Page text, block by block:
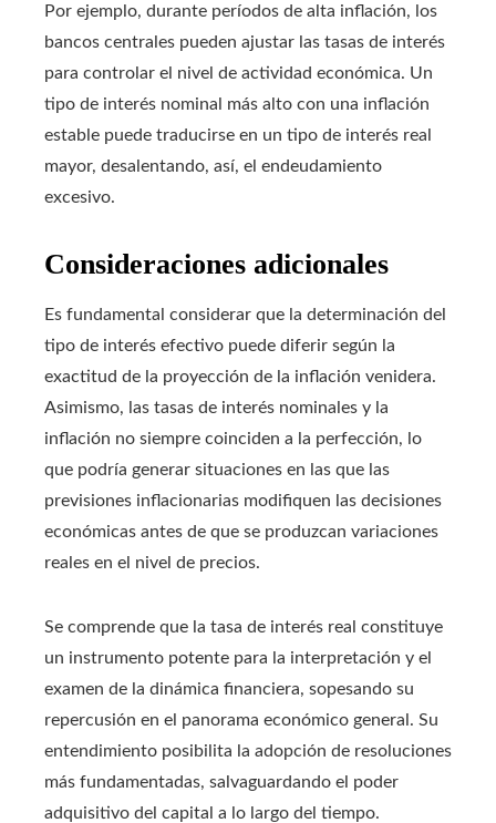
Por ejemplo, durante períodos de alta inflación, los
bancos centrales pueden ajustar las tasas de interés
para controlar el nivel de actividad económica. Un
tipo de interés nominal más alto con una inflación
estable puede traducirse en un tipo de interés real
mayor, desalentando, así, el endeudamiento
excesivo.
Consideraciones adicionales
Es fundamental considerar que la determinación del
tipo de interés efectivo puede diferir según la
exactitud de la proyección de la inflación venidera.
Asimismo, las tasas de interés nominales y la
inflación no siempre coinciden a la perfección, lo
que podría generar situaciones en las que las
previsiones inflacionarias modifiquen las decisiones
económicas antes de que se produzcan variaciones
reales en el nivel de precios.
Se comprende que la tasa de interés real constituye
un instrumento potente para la interpretación y el
examen de la dinámica financiera, sopesando su
repercusión en el panorama económico general. Su
entendimiento posibilita la adopción de resoluciones
más fundamentadas, salvaguardando el poder
adquisitivo del capital a lo largo del tiempo.